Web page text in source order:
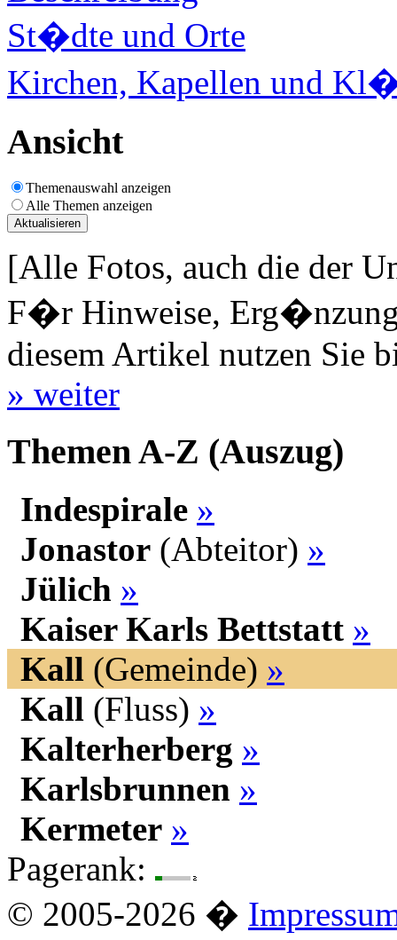
St�dte und Orte
Kirchen, Kapellen und
Ansicht
Themenauswahl anzeigen
Alle Themen anzeigen
[Alle Fotos, auch die der
F�r Hinweise,
diesem Artikel nutzen Sie
» weiter
Themen A-Z (Auszug)
Indespirale »
Jonastor (Abteitor) »
Jülich »
Kaiser Karls Bettstatt »
Kall (Gemeinde) »
Kall (Fluss) »
Kalterherberg »
Karlsbrunnen »
Kermeter »
Pagerank:
© 2005-2026 �